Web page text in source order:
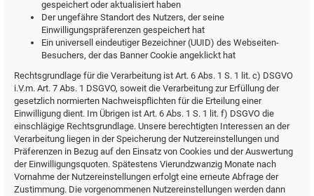
gespeichert oder aktualisiert haben
Der ungefähre Standort des Nutzers, der seine
Einwilligungspräferenzen gespeichert hat
Ein universell eindeutiger Bezeichner (UUID) des Webseiten-
Besuchers, der das Banner Cookie angeklickt hat
Rechtsgrundlage für die Verarbeitung ist Art. 6 Abs. 1 S. 1 lit. c) DSGVO
i.V.m. Art. 7 Abs. 1 DSGVO, soweit die Verarbeitung zur Erfüllung der
gesetzlich normierten Nachweispflichten für die Erteilung einer
Einwilligung dient. Im Übrigen ist Art. 6 Abs. 1 S. 1 lit. f) DSGVO die
einschlägige Rechtsgrundlage. Unsere berechtigten Interessen an der
Verarbeitung liegen in der Speicherung der Nutzereinstellungen und
Präferenzen in Bezug auf den Einsatz von Cookies und der Auswertung
der Einwilligungsquoten. Spätestens Vierundzwanzig Monate nach
Vornahme der Nutzereinstellungen erfolgt eine erneute Abfrage der
Zustimmung. Die vorgenommenen Nutzereinstellungen werden dann